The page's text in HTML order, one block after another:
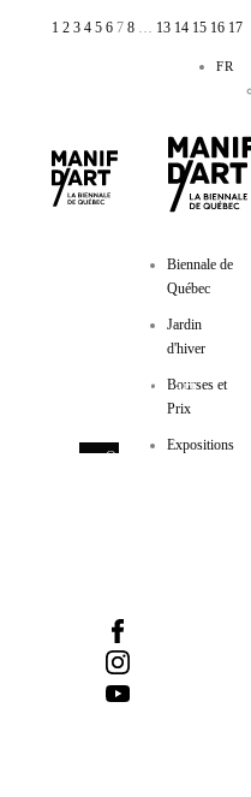
1 2 3 4 5 6 7 8 … 13 14 15 16 17
FR
Biennale de
Québec
Jardin
d'hiver
Bourses et
Prix
Expositions
Manif d'art
600, côte d’Abraham
Québec (Québec) GIR IAI